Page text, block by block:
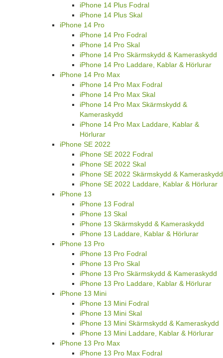
iPhone 14 Plus Fodral
iPhone 14 Plus Skal
iPhone 14 Pro
iPhone 14 Pro Fodral
iPhone 14 Pro Skal
iPhone 14 Pro Skärmskydd & Kameraskydd
iPhone 14 Pro Laddare, Kablar & Hörlurar
iPhone 14 Pro Max
iPhone 14 Pro Max Fodral
iPhone 14 Pro Max Skal
iPhone 14 Pro Max Skärmskydd &
Kameraskydd
iPhone 14 Pro Max Laddare, Kablar &
Hörlurar
iPhone SE 2022
iPhone SE 2022 Fodral
iPhone SE 2022 Skal
iPhone SE 2022 Skärmskydd & Kameraskydd
iPhone SE 2022 Laddare, Kablar & Hörlurar
iPhone 13
iPhone 13 Fodral
iPhone 13 Skal
iPhone 13 Skärmskydd & Kameraskydd
iPhone 13 Laddare, Kablar & Hörlurar
iPhone 13 Pro
iPhone 13 Pro Fodral
iPhone 13 Pro Skal
iPhone 13 Pro Skärmskydd & Kameraskydd
iPhone 13 Pro Laddare, Kablar & Hörlurar
iPhone 13 Mini
iPhone 13 Mini Fodral
iPhone 13 Mini Skal
iPhone 13 Mini Skärmskydd & Kameraskydd
iPhone 13 Mini Laddare, Kablar & Hörlurar
iPhone 13 Pro Max
iPhone 13 Pro Max Fodral